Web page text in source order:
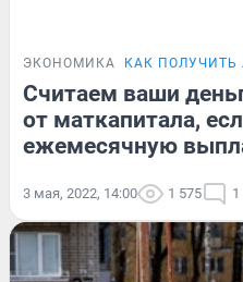
ЭКОНОМИКА КАК ПОЛУЧИТЬ
Считаем ваши
от маткапитала,
ежемесячную
3 мая, 2022, 14:00 1 575 1